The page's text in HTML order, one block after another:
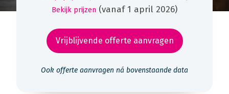
Bekijk prijzen (vanaf 1 april 2026)
Vrijblijvende offerte aanvragen
Ook offerte aanvragen ná bovenstaande data